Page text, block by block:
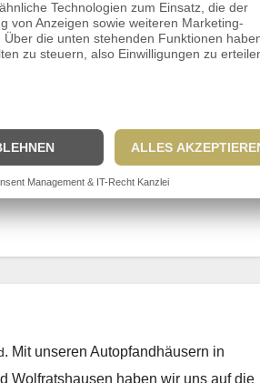
in unseren bundesweiten
oder
folgen Sie uns auf
Kfz-Versteigerung am
. Mit unseren Autopfandhäusern in
Wolfratshausen haben wir uns auf die